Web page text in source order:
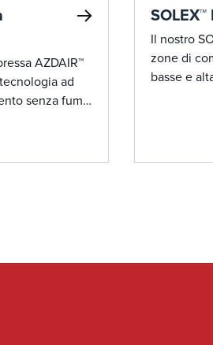
AZDAIR™
ad
senza fumo
Il nostro
zone di
basse e